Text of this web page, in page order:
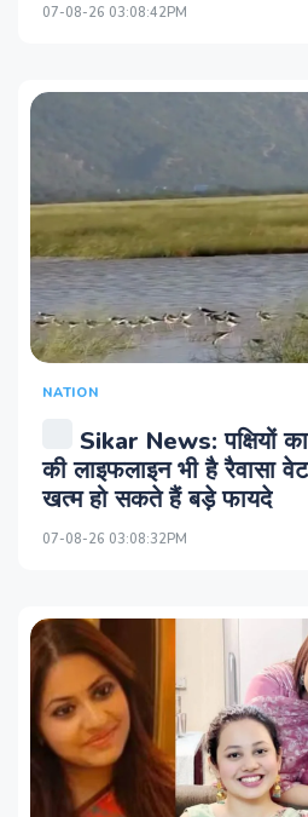
07-08-26 03:08:42PM
NATION
Sikar News: पक्षियों
की लाइफलाइन भी है रैवासा
खत्म हो सकते हैं बड़े फायदे
07-08-26 03:08:32PM